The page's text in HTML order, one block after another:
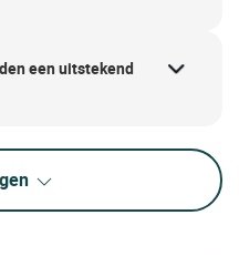
een uitstekend